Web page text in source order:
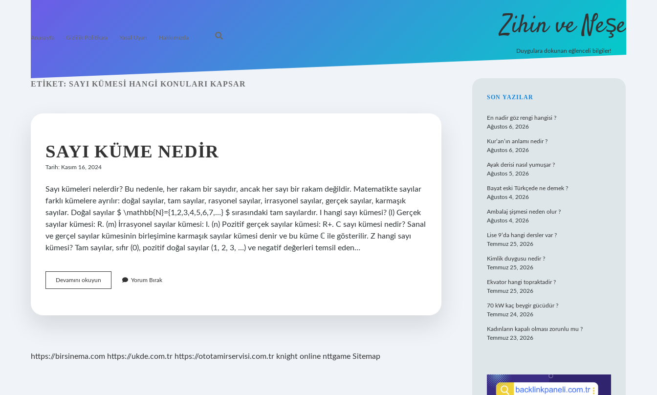
Anasayfa Gizlilik Politikası Yasal Uyarı Hakkımızda Zihin ve Neşe
Duygulara dokunan eğlenceli bilgiler!
ETIKET: SAYI KÜMESI HANGI KONULARI KAPSAR
SAYI KÜME NEDIR
Tarih: Kasım 16, 2024
Sayı kümeleri nelerdir? Bu nedenle, her rakam bir sayıdır, ancak her sayı bir rakam değildir. Matematikte sayılar
farklı kümelere ayrılır: doğal sayılar, tam sayılar, rasyonel sayılar, irrasyonel sayılar, gerçek sayılar, karmaşık
sayılar. Doğal sayılar $ \mathbb{N}={1,2,3,4,5,6,7,…} $ sırasındaki tam sayılardır. I hangi sayı kümesi? (l) Gerçek
sayılar kümesi: R. (m) İrrasyonel sayılar kümesi: I. (n) Pozitif gerçek sayılar kümesi: R+. C sayı kümesi nedir? Sanal
ve gerçel sayılar kümesinin birleşimine karmaşık sayılar kümesi denir ve bu küme ℂ ile gösterilir. Z hangi sayı
kümesi? Tam sayılar, sıfır (0), pozitif doğal sayılar (1, 2, 3, …) ve negatif değerleri temsil eden…
Devamını okuyun
Küme
Yorum Bırak
https://birsinema.com https://ukde.com.tr https://ototamirservisi.com.tr knight online nttgame Sitemap
SIDEBAR
SON YAZILAR
En nadir göz rengi hangisi ?
Ağustos 6, 2026
Kur’an’ın anlamı nedir ?
Ağustos 6, 2026
Ayak derisi nasıl yumuşar ?
Ağustos 5, 2026
Bayat eski Türkçede ne demek ?
Ağustos 4, 2026
Ambalaj şişmesi neden olur ?
Ağustos 4, 2026
Lise 9’da hangi dersler var ?
Temmuz 25, 2026
Kimlik duygusu nedir ?
Temmuz 25, 2026
Ekvator hangi topraktadir ?
Temmuz 25, 2026
70 kW kaç beygir gücüdür ?
Temmuz 24, 2026
Kadınların kapalı olması zorunlu mu ?
Temmuz 23, 2026